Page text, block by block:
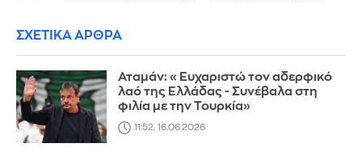
ΣΧΕΤΙΚΑ ΑΡΘΡΑ
Αταμάν: «Ευχαριστώ τον αδερφικό
λαό της Ελλάδας - Συνέβαλα στη
φιλία με την Τουρκία»
11:52, 16.06.2026